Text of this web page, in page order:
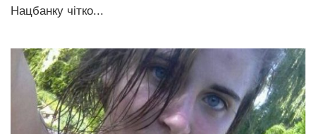
Нацбанку чітко...